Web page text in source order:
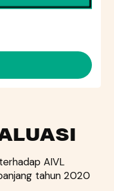
AIVL
tahun 2020